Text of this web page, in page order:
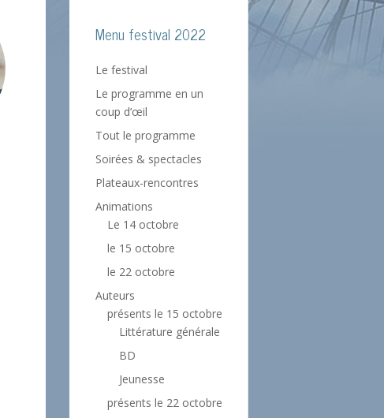
Menu festival 2022
Le festival
Le programme en un
coup d’œil
Tout le programme
Soirées & spectacles
Plateaux-rencontres
Animations
Le 14 octobre
le 15 octobre
le 22 octobre
Auteurs
présents le 15 octobre
Littérature générale
BD
Jeunesse
présents le 22 octobre